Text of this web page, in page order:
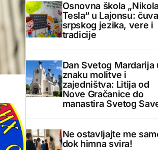
Osnovna škola
Tesla“ u Lajonsu:
srpskog jezika, vere i
tradicije
Dan Svetog Mardarija
znaku molitve i
zajedništva: Litija od
Nove Gračanice do
manastira Svetog
Ne ostavljajte me
dok himna svira!